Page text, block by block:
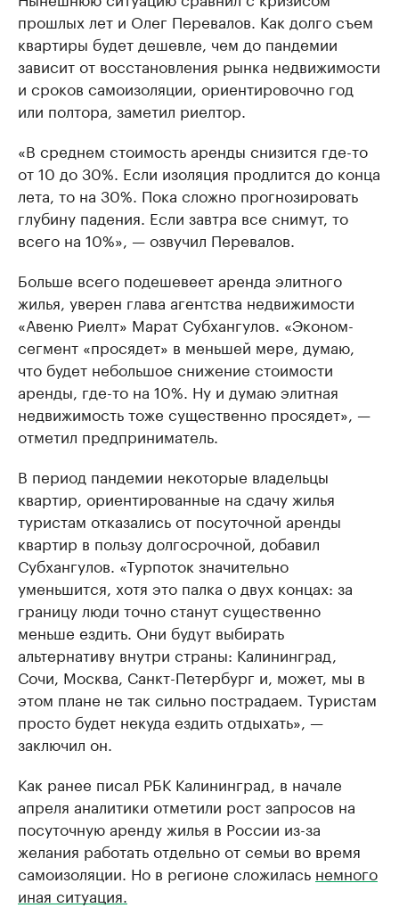
прошлых лет и Олег Перевалов. Как долго съем
квартиры будет дешевле, чем до пандемии
зависит от восстановления рынка недвижимости
и сроков самоизоляции, ориентировочно год
или полтора, заметил риелтор.
«В среднем стоимость аренды снизится где-то
от 10 до 30%. Если изоляция продлится до конца
лета, то на 30%. Пока сложно прогнозировать
глубину падения. Если завтра все снимут, то
всего на 10%», — озвучил Перевалов.
Больше всего подешевеет аренда элитного
жилья, уверен глава агентства недвижимости
«Авеню Риелт» Марат Субхангулов. «Эконом-
сегмент «просядет» в меньшей мере, думаю,
что будет небольшое снижение стоимости
аренды, где-то на 10%. Ну и думаю элитная
недвижимость тоже существенно просядет», —
отметил предприниматель.
В период пандемии некоторые владельцы
квартир, ориентированные на сдачу жилья
туристам отказались от посуточной аренды
квартир в пользу долгосрочной, добавил
Субхангулов. «Турпоток значительно
уменьшится, хотя это палка о двух концах: за
границу люди точно станут существенно
меньше ездить. Они будут выбирать
альтернативу внутри страны: Калининград,
Сочи, Москва, Санкт-Петербург и, может, мы в
этом плане не так сильно пострадаем. Туристам
просто будет некуда ездить отдыхать», —
заключил он.
Как ранее писал РБК Калининград, в начале
апреля аналитики отметили рост запросов на
посуточную аренду жилья в России из-за
желания работать отдельно от семьи во время
самоизоляции. Но в регионе сложилась немного
иная ситуация.